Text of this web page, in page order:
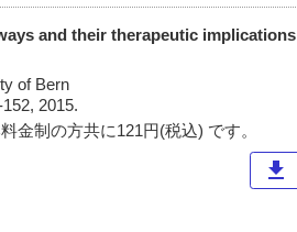
and their therapeutic implications
of Bern
152, 2015.
金制の方共に121円(税込) です。
download